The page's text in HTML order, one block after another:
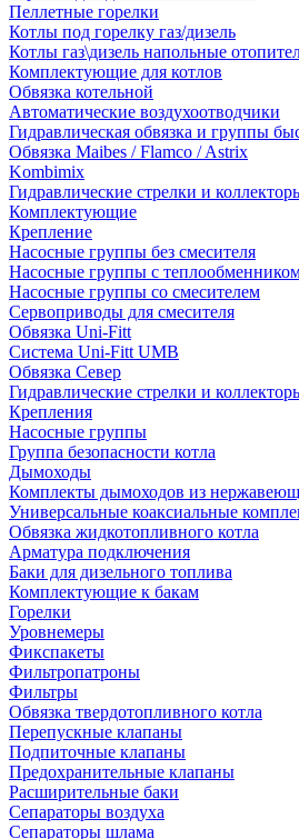
Пеллетные горелки
Котлы под горелку газ/дизель
Котлы газ\дизель напольные
Комплектующие для котлов
Обвязка котельной
Автоматические воздухоотводчики
Гидравлическая обвязка и группы
Обвязка Maibes / Flamco / Astrix
Kombimix
Гидравлические стрелки и
Комплектующие
Крепление
Насосные группы без смесителя
Насосные группы с
Насосные группы со смесителем
Сервоприводы для смесителя
Обвязка Uni-Fitt
Система Uni-Fitt UMB
Обвязка Север
Гидравлические стрелки и
Крепления
Насосные группы
Группа безопасности котла
Дымоходы
Комплекты дымоходов из
Универсальные коаксиальные
Обвязка жидкотопливного котла
Арматура подключения
Баки для дизельного топлива
Комплектующие к бакам
Горелки
Уровнемеры
Фикспакеты
Фильтропатроны
Фильтры
Обвязка твердотопливного котла
Перепускные клапаны
Подпиточные клапаны
Предохранительные клапаны
Расширительные баки
Сепараторы воздуха
Сепараторы шлама